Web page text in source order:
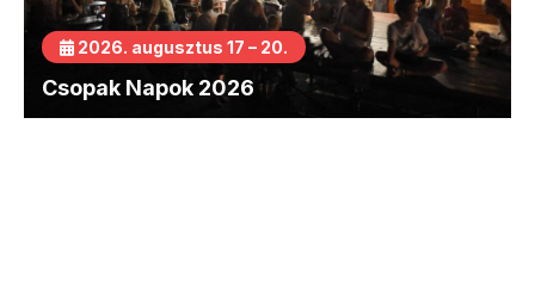
2026. augusztus 17 – 20.
Csopak Napok 2026